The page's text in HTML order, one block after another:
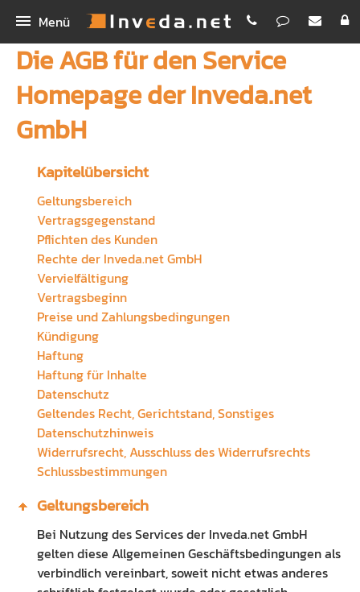
Menü
IMA
IMA+
IMASync
Kunden-App
Workshop Digitales Maklerbüro
Schnellvergleich
Digitale Antragsstrecke
Erklärvideos
INEX
Bestellen
IBePro
Homepage
Maklerhomepage Premium
Funktionen
PREMIUM E-Mail
Newsletter Dienst
Rechenhelfer
Preisliste
Anleitung
Unternehmen
Inveda.net GmbH
Jobs
Bilder
Praxispartner für BA
Ausbildung Fachinformatiker
Blog
Presse
Datenschutz
Die AGB für den Service
Homepage der Inveda.net
GmbH
Kapitelübersicht
Geltungsbereich
Vertragsgegenstand
Pflichten des Kunden
Rechte der Inveda.net GmbH
Vervielfältigung
Vertragsbeginn
Preise und Zahlungsbedingungen
Kündigung
Haftung
Haftung für Inhalte
Datenschutz
Geltendes Recht, Gerichtstand, Sonstiges
Datenschutzhinweis
Widerrufsrecht, Ausschluss des Widerrufsrechts
Schlussbestimmungen
Geltungsbereich
Bei Nutzung des Services der Inveda.net GmbH
gelten diese Allgemeinen Geschäftsbedingungen als
verbindlich vereinbart, soweit nicht etwas anderes